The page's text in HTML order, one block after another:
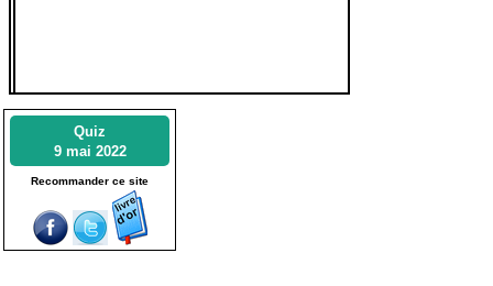
Quiz
9 mai 2022
Recommander ce site